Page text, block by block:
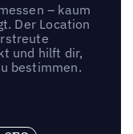
– kaum
Der Location
und hilft dir,
bestimmen.